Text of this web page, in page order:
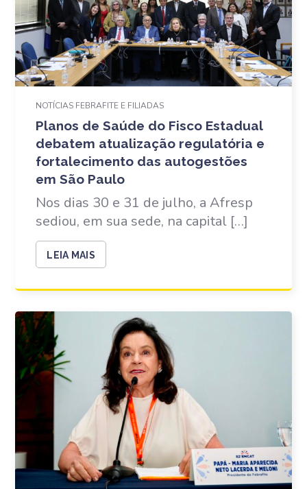
NOTÍCIAS FEBRAFITE E FILIADAS
Planos de Saúde do Fisco Estadual
debatem atualização regulatória e
fortalecimento das autogestões
em São Paulo
Nos dias 30 e 31 de julho, a Afresp
sediou, em sua sede, na capital […]
LEIA MAIS